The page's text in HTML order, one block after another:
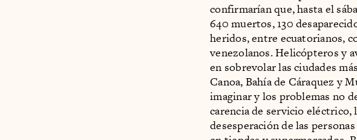
confirmarían que, hasta el
640 muertos, 130
heridos, entre ecuatorianos,
venezolanos. Helicópteros y
en sobrevolar las ciudades
Canoa, Bahía de Cáraquez y
imaginar y los problemas no
carencia de servicio eléctrico,
desesperación de las